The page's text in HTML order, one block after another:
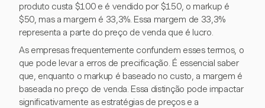
produto custa $100 e é vendido por $150, o markup é
$50, mas a margem é 33,3%. Essa margem de 33,3%
representa a parte do preço de venda que é lucro.
As empresas frequentemente confundem esses termos, o
que pode levar a erros de precificação. É essencial saber
que, enquanto o markup é baseado no custo, a margem é
baseada no preço de venda. Essa distinção pode impactar
significativamente as estratégias de preços e a